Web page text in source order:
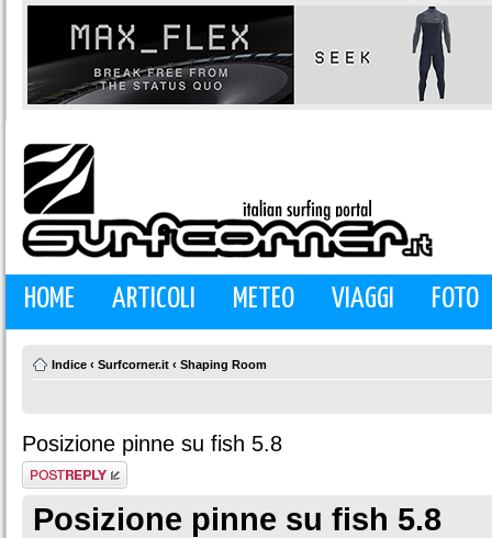
HOME ARTICOLI METEO VIAGGI FOTO
Indice ‹ Surfcorner.it ‹ Shaping Room
Posizione pinne su fish 5.8
Rispondi al
messaggio
Posizione pinne su fish 5.8